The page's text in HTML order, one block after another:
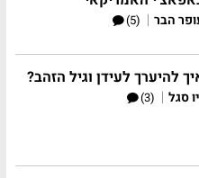
הבר |
(5)
להיערך לעידן וגיל הזהב?
סגל |
(3)